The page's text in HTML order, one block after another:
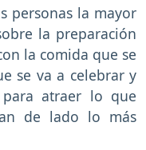
personas la mayor
la preparación
la comida que se
se va a celebrar y
atraer lo que
de lado lo más